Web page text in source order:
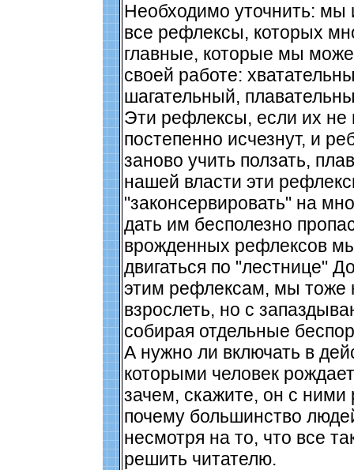
Необходимо уточнить: мы
все рефлексы, которых
главные, которые мы
своей работе:
шагательный,
Эти рефлексы, если их не
постепенно исчезнут, и
заново учить ползать,
нашей власти эти
"законсервировать" на
дать им бесполезно
врожденных рефлексов
двигаться по "лестнице"
этим рефлексам, мы тоже
взрослеть, но с
собирая отдельные
А нужно ли включать в
которыми человек
зачем, скажите, он с ними
почему большинство
несмотря на то, что все
решить читателю.